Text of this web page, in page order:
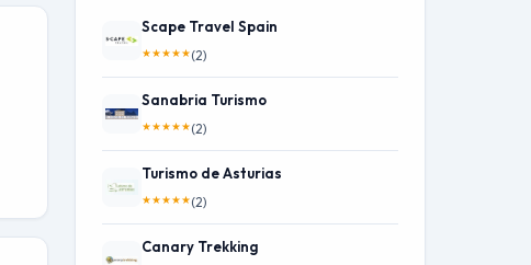
Scape Travel Spain
★★★★★(2)
Sanabria Turismo
★★★★★(2)
Turismo de Asturias
★★★★★(2)
Canary Trekking